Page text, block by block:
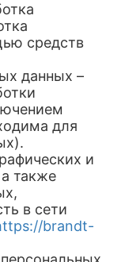
средств
данных –
для
и
также
в сети
brandt-